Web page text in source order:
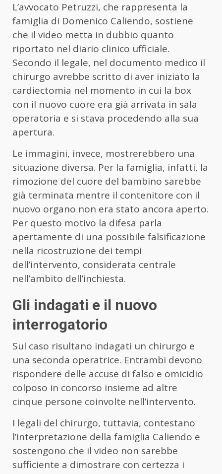
L’avvocato Petruzzi, che rappresenta la
famiglia di Domenico Caliendo, sostiene
che il video metta in dubbio quanto
riportato nel diario clinico ufficiale.
Secondo il legale, nel documento medico il
chirurgo avrebbe scritto di aver iniziato la
cardiectomia nel momento in cui la box
con il nuovo cuore era già arrivata in sala
operatoria e si stava procedendo alla sua
apertura.
Le immagini, invece, mostrerebbero una
situazione diversa. Per la famiglia, infatti, la
rimozione del cuore del bambino sarebbe
già terminata mentre il contenitore con il
nuovo organo non era stato ancora aperto.
Per questo motivo la difesa parla
apertamente di una possibile falsificazione
nella ricostruzione dei tempi
dell’intervento, considerata centrale
nell’ambito dell’inchiesta.
Gli indagati e il nuovo
interrogatorio
Sul caso risultano indagati un chirurgo e
una seconda operatrice. Entrambi devono
rispondere delle accuse di falso e omicidio
colposo in concorso insieme ad altre
cinque persone coinvolte nell’intervento.
I legali del chirurgo, tuttavia, contestano
l’interpretazione della famiglia Caliendo e
sostengono che il video non sarebbe
sufficiente a dimostrare con certezza i